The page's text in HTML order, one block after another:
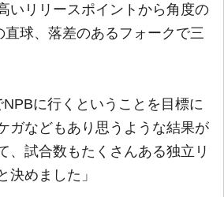
いリリースポイントから角度の
直球、落差のあるフォークで三
NPBに行くということを目標に
ガなどもあり思うような結果が
、試合数もたくさんある独立リ
決めました」